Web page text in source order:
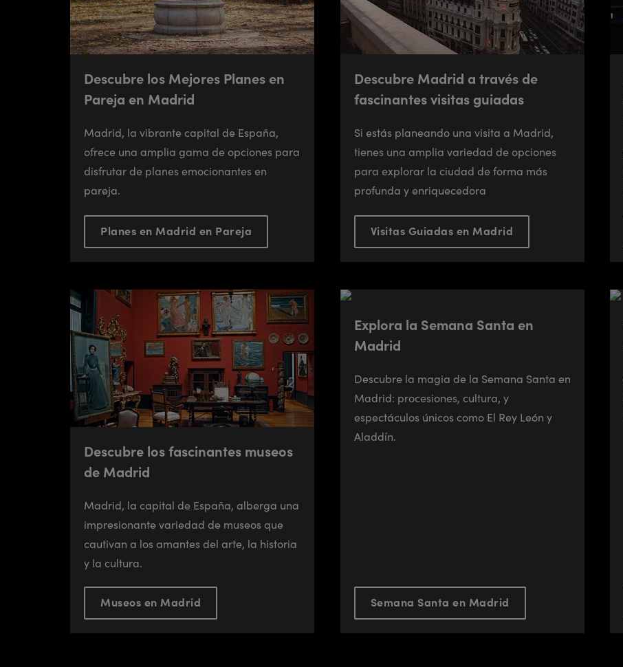
Descubre los Mejores Planes en
Pareja en Madrid
Madrid, la vibrante capital de España,
ofrece una amplia gama de opciones para
disfrutar de planes emocionantes en
pareja.
Planes en Madrid en Pareja
Descubre Madrid a través de
fascinantes visitas guiadas
Si estás planeando una visita a Madrid,
tienes una amplia variedad de opciones
para explorar la ciudad de forma más
profunda y enriquecedora
Visitas Guiadas en Madrid
Descubre los fascinantes museos
de Madrid
Madrid, la capital de España, alberga una
impresionante variedad de museos que
cautivan a los amantes del arte, la historia
y la cultura.
Museos en Madrid
Explora la Semana Santa en
Madrid
Descubre la magia de la Semana Santa en
Madrid: procesiones, cultura, y
espectáculos únicos como El Rey León y
Aladdín.
Semana Santa en Madrid